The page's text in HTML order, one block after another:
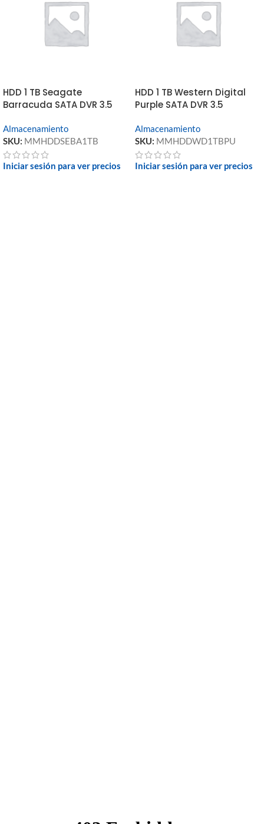
HDD 1 TB Seagate
Barracuda SATA DVR 3.5
Almacenamiento
SKU: MMHDDSEBA1TB
Iniciar sesión para ver precios
HDD 1 TB Western Digital
Purple SATA DVR 3.5
Almacenamiento
SKU: MMHDDWD1TBPU
Iniciar sesión para ver precios